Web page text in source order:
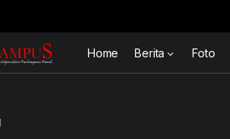
Home Berita Foto